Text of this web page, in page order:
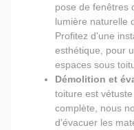
pose de fenêtres
lumière naturelle
Profitez d'une
esthétique, pour
espaces sous
Démolition et
toiture est
complète, nous
d'évacuer les